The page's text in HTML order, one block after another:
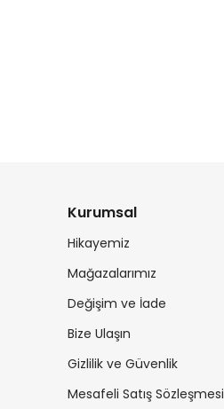
Kurumsal
Hikayemiz
Mağazalarımız
Değişim ve İade
Bize Ulaşın
Gizlilik ve Güvenlik
Mesafeli Satış Sözleşmesi